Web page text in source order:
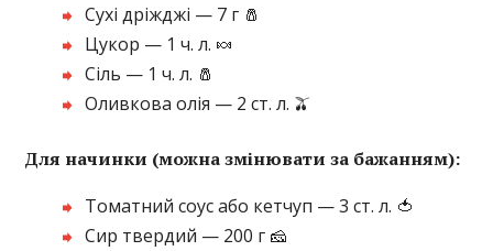
Сухі дріжджі — 7 г 🧂
Цукор — 1 ч. л. 🍬
Сіль — 1 ч. л. 🧂
Оливкова олія — 2 ст. л. 🫒
Для начинки (можна змінювати за бажанням):
Томатний соус або кетчуп — 3 ст. л. 🍅
Сир твердий — 200 г 🧀